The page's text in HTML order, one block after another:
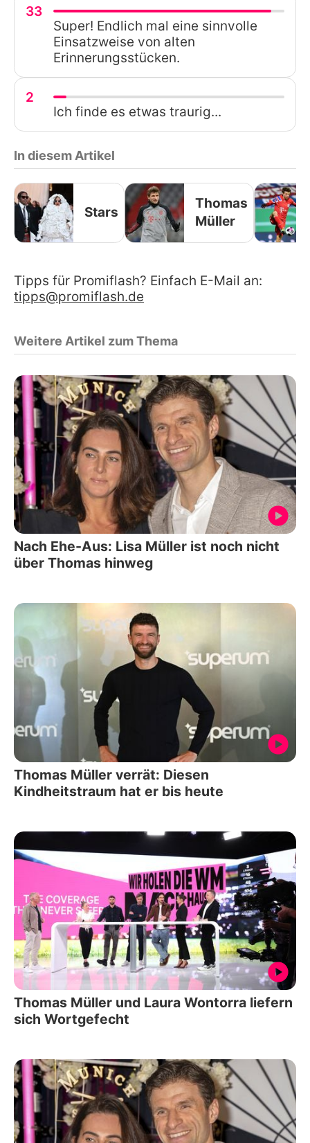
33
Super! Endlich mal eine sinnvolle
Einsatzweise von alten
Erinnerungsstücken.
2
Ich finde es etwas traurig...
In diesem Artikel
Stars
Thomas
Müller
Tipps für Promiflash? Einfach E-Mail an:
tipps@promiflash.de
Weitere Artikel zum Thema
Nach Ehe-Aus: Lisa Müller ist noch nicht
über Thomas hinweg
Thomas Müller verrät: Diesen
Kindheitstraum hat er bis heute
Thomas Müller und Laura Wontorra liefern
sich Wortgefecht